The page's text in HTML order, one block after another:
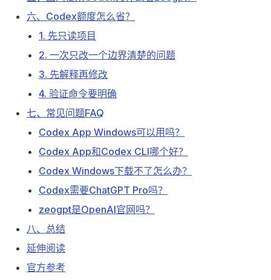
六、Codex额度怎么省？
1. 先只读项目
2. 一次只改一个边界清楚的问题
3. 先解释再修改
4. 验证命令要明确
七、常见问题FAQ
Codex App Windows可以用吗？
Codex App和Codex CLI哪个好？
Codex Windows下载不了怎么办？
Codex需要ChatGPT Pro吗？
zeogpt是OpenAI官网吗？
八、总结
延伸阅读
官方参考